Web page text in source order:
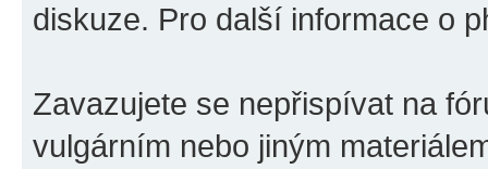
diskuze. Pro další informace o
Zavazujete se nepřispívat na
vulgárním nebo jiným